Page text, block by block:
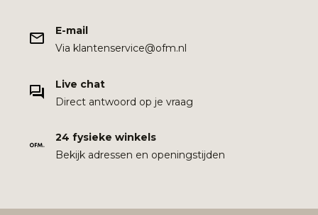
E-mail
Via klantenservice@ofm.nl
Live chat
Direct antwoord op je vraag
24 fysieke winkels
Bekijk adressen en openingstijden